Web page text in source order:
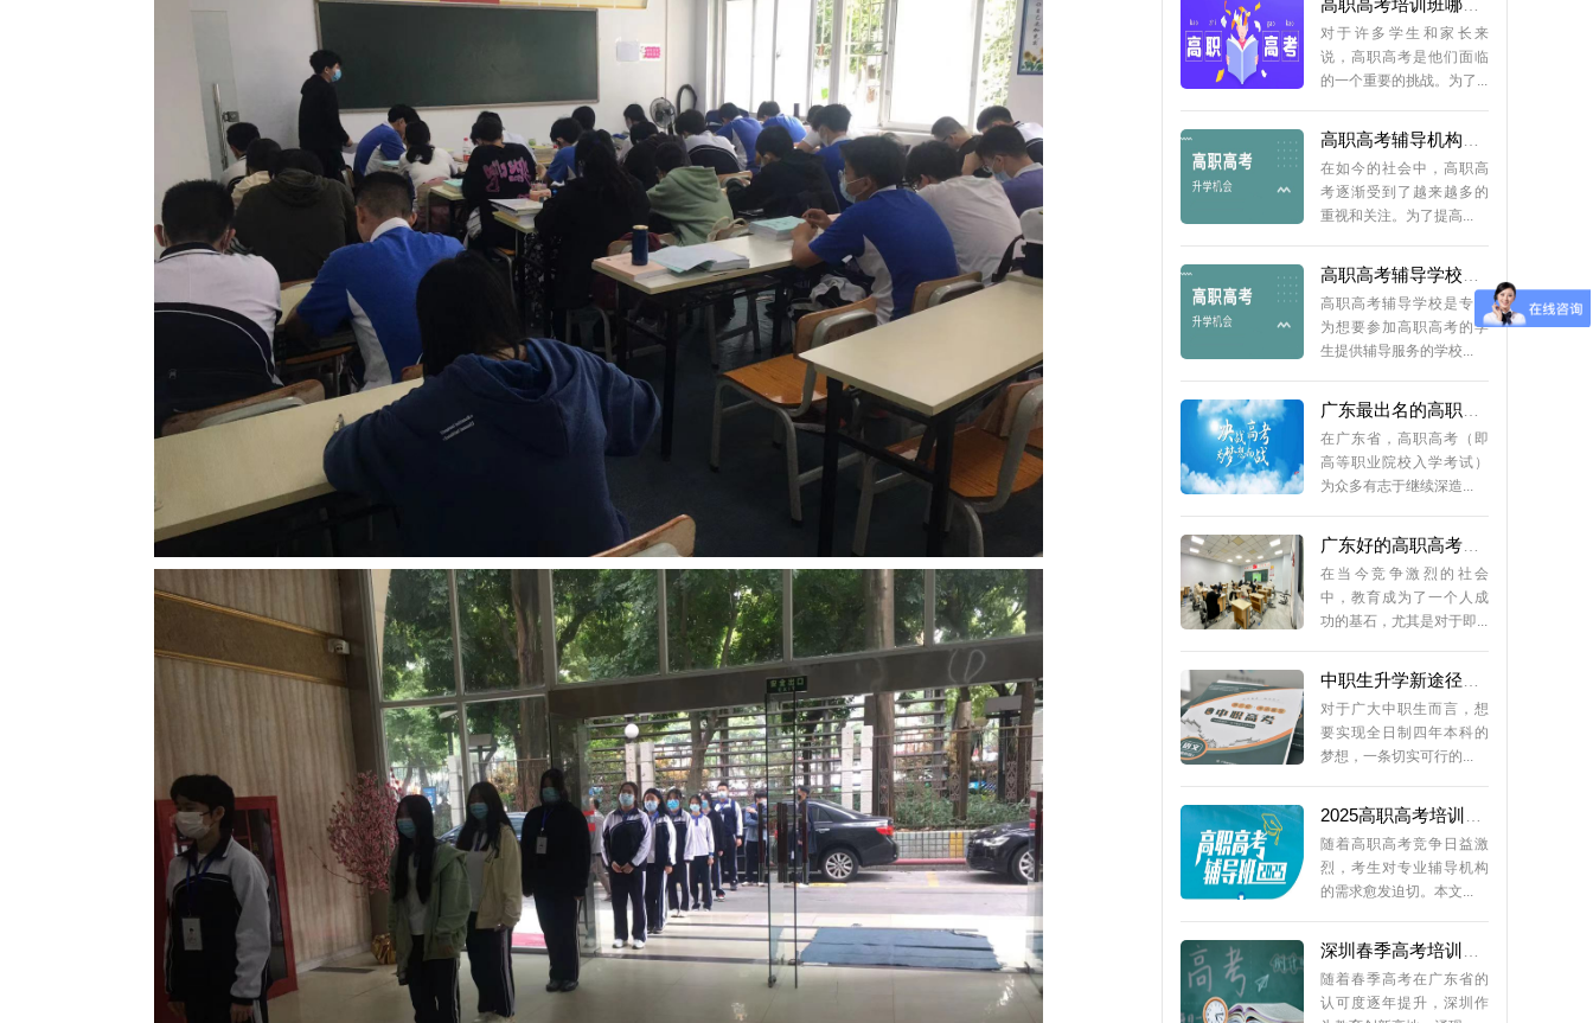
说，高职高考是他们面临
的一个重要的挑战。为了...
高职高考辅导机构多少钱？
考逐渐受到了越来越多的
重视和关注。为了提高...
为想要参加高职高考的学
生提供辅导服务的学校...
高等职业院校入学考试）
为众多有志于继续深造...
中，教育成为了一个人成
功的基石，尤其是对于即...
中职生升学新途径：报读2026届广东省职教(3+证书)高考重点班
要实现全日制四年本科的
梦想，一条切实可行的...
烈，考生对专业辅导机构
的需求愈发迫切。本文...
认可度逐年提升，深圳作
为教育创新高地，涌现...